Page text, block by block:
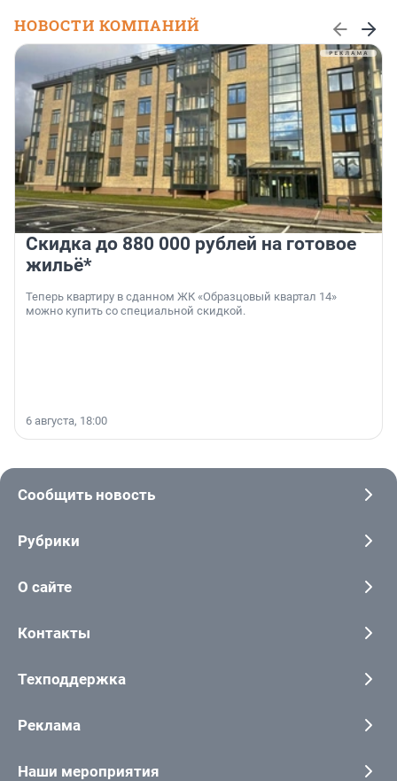
НОВОСТИ КОМПАНИЙ
Скидка до 880 000 рублей на готовое
жильё*
Теперь квартиру в сданном ЖК «Образцовый квартал 14»
можно купить со специальной скидкой.
6 августа, 18:00
Сообщить новость
Рубрики
О сайте
Контакты
Техподдержка
Реклама
Наши мероприятия